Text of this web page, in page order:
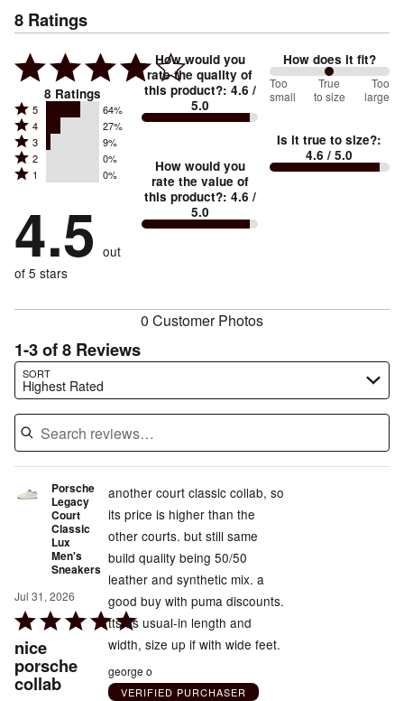
8 Ratings
8 Ratings
Rated
5
stars
by
reviewers
5 64%
Rated
4
stars
by
of
reviewers
4 27%
Rated
3
stars
9%
of
reviewers
3 9%
Rated
2
by
0%
reviewers
2 0%
Rated
stars
by
0%
of
1 0%
4.5 out
of 5 stars
How would you
rate the quality of
this product?: 4.6 /
5.0
How would you
rate the value of
this product?: 4.6 /
5.0
How does it fit?
100
between
small
and
Too
small
True
to size
Too
large
Is it true to size?:
4.6 / 5.0
0 Customer Photos
1-3 of 8 Reviews
SORT
Highest Rated
Search reviews…
Porsche
Legacy
Court
Classic
Lux
Men's
Sneakers
Jul 31, 2026
Rated
5
out
of
nice
porsche
collab
another court classic collab, so
its price is higher than the
other courts. but still same
build quality being 50/50
leather and synthetic mix. a
good buy with puma discounts.
tts as usual-in length and
width, size up if with wide feet.
george o
VERIFIED PURCHASER